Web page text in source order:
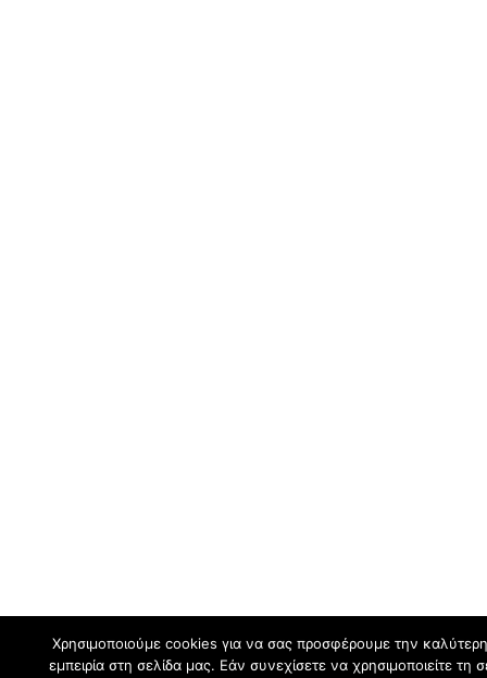
Χρησιμοποιούμε cookies για να σας προσφέρουμε την
εμπειρία στη σελίδα μας. Εάν συνεχίσετε να χρησιμοποιείτε τη